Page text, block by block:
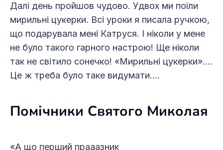
Далі день пройшов чудово. Удвох ми поїли
мирильні цукерки. Всі уроки я писала ручкою,
що подарувала мені Катруся. І ніколи у мене
не було такого гарного настрою! Ще ніколи
так не світило сонечко! «Мирильні цукерки»….
Це ж треба було таке видумати….
Помічники Святого Миколая
«А що перший прааазник